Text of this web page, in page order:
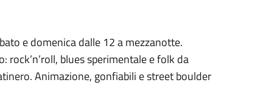
e domenica dalle 12 a mezzanotte.
blues sperimentale e folk da
Animazione, gonfiabili e street boulder